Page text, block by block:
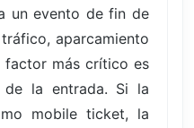
un evento de fin de
aparcamiento
más crítico es
la entrada. Si la
mobile ticket, la